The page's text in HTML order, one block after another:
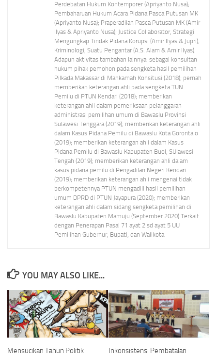
Perdebatan Hukum Kontemporer (Apriyanto Nusa);
Pembaharuan Hukum Acara Pidana Pasca Putusan MK
(Apriyanto Nusa); Praperadilan Pasca Putusan MK (Amir
Ilyas & Apriyanto Nusa); Justice Collaborator, Strategi
Mengungkap Tindak Pidana Korupsi (Amir Ilyas & Jupri);
Kriminologi, Suatu Pengantar (A.S. Alam & Amir Ilyas).
Adapun aktivitas tambahan lainnya: sebagai konsultan
hukum pihak pemohon pada sengketa hasil pemilihan
Pilkada Makassar di Mahkamah Konsitusi (2018); pernah
memberikan keterangan ahli pada sengketa TUN
Pemilu di PTUN Kendari (2018); memberikan
keterangan ahli dalam pemeriksaan pelanggaran
administrasi pemilihan umum di Bawaslu Provinsi
Sulawesi Tenggara (2019); memberikan keterangan ahli
dalam Kasus Pidana Pemilu di Bawaslu Kota Gorontalo
(2019); memberikan keterangan ahli dalam Kasus
Pidana Pemilu di Bawaslu Kabupaten Buol, SUlawesi
Tengah (2019); memberikan keterangan ahli dalam
kasus pidana pemilu di Pengadilan Negeri Kendari
(2019); memberikan keterangan ahli mengenai tidak
berkompetennya PTUN mengadili hasil pemilihan
umum DPRD di PTUN Jayapura (2020); memberikan
keterangan ahli dalam sidang sengketa pemilihan di
Bawaslu Kabupaten Mamuju (September 2020) Terkait
dengan Penerapan Pasal 71 ayat 2 sd ayat 5 UU
Pemilihan Gubernur, Bupati, dan Walikota.
YOU MAY ALSO LIKE...
Mensucikan Tahun Politik
Inkonsistensi Pembatalan